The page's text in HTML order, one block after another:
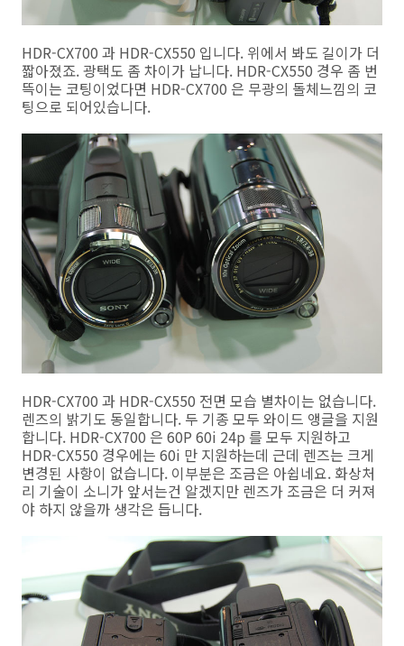
HDR-CX700 과 HDR-CX550 입니다. 위에서 봐도 길이가 더
짧아졌죠. 광택도 좀 차이가 납니다. HDR-CX550 경우 좀 번
뜩이는 코팅이었다면 HDR-CX700 은 무광의 돌체느낌의 코
팅으로 되어있습니다.
HDR-CX700 과 HDR-CX550 전면 모습 별차이는 없습니다.
렌즈의 밝기도 동일합니다. 두 기종 모두 와이드 앵글을 지원
합니다. HDR-CX700 은 60P 60i 24p 를 모두 지원하고
HDR-CX550 경우에는 60i 만 지원하는데 근데 렌즈는 크게
변경된 사항이 없습니다. 이부분은 조금은 아쉽네요. 화상처
리 기술이 소니가 앞서는건 알겠지만 렌즈가 조금은 더 커져
야 하지 않을까 생각은 듭니다.